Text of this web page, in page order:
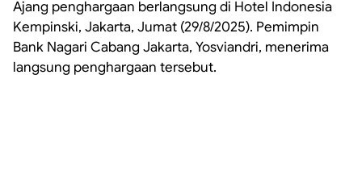
Ajang penghargaan berlangsung di Hotel Indonesia
Kempinski, Jakarta, Jumat (29/8/2025). Pemimpin
Bank Nagari Cabang Jakarta, Yosviandri, menerima
langsung penghargaan tersebut.